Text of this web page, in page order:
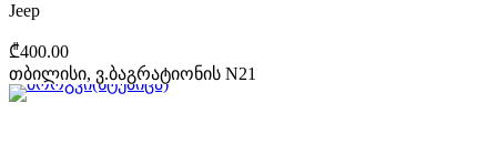
Jeep
₾400.00
თბილისი, ვ.ბაგრატიონის N21